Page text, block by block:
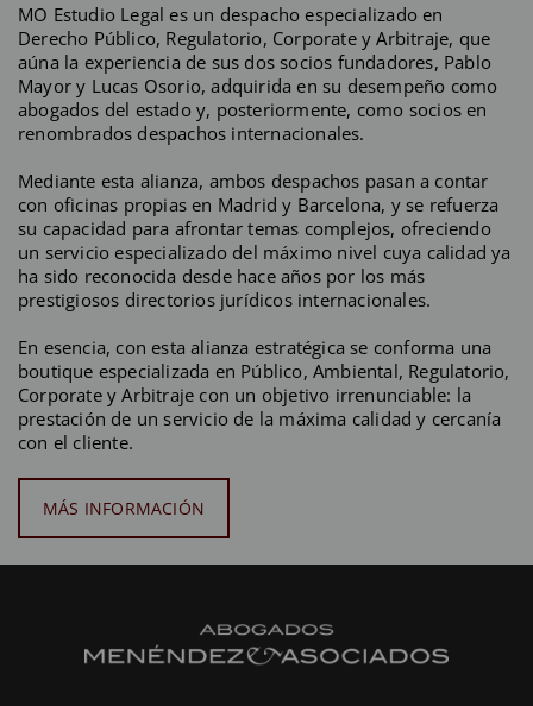
MO Estudio Legal es un despacho especializado en
Derecho Público, Regulatorio, Corporate y Arbitraje, que
aúna la experiencia de sus dos socios fundadores, Pablo
Mayor y Lucas Osorio, adquirida en su desempeño como
abogados del estado y, posteriormente, como socios en
renombrados despachos internacionales.
Mediante esta alianza, ambos despachos pasan a contar
con oficinas propias en Madrid y Barcelona, y se refuerza
su capacidad para afrontar temas complejos, ofreciendo
un servicio especializado del máximo nivel cuya calidad ya
ha sido reconocida desde hace años por los más
prestigiosos directorios jurídicos internacionales.
En esencia, con esta alianza estratégica se conforma una
boutique especializada en Público, Ambiental, Regulatorio,
Corporate y Arbitraje con un objetivo irrenunciable: la
prestación de un servicio de la máxima calidad y cercanía
con el cliente.
MÁS INFORMACIÓN